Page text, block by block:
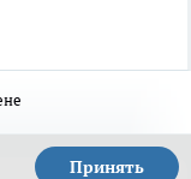
Принять